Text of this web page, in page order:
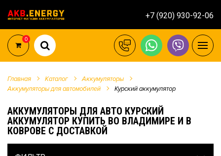
+7 (920) 930-92-06
0
Главная Каталог
Аккумуляторы
Аккумуляторы для автомобилей
Курский аккумулятор
АККУМУЛЯТОРЫ ДЛЯ АВТО КУРСКИЙ
АККУМУЛЯТОР КУПИТЬ ВО ВЛАДИМИРЕ И В
КОВРОВЕ С ДОСТАВКОЙ